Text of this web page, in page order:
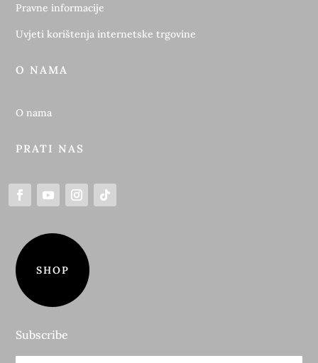
Pravne informacije
Uvjeti korištenja internetske trgovine
O NAMA
O nama
PRATI NAS
SHOP
Subscribe